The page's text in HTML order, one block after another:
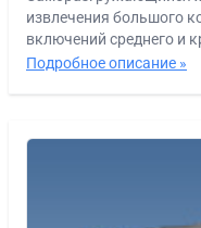
извлечения большого
включений среднего и
Подробное описание »